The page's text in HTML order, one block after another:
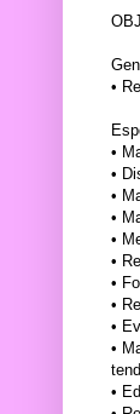
•
•
•
•
•
•
•
•
•
•
•
•